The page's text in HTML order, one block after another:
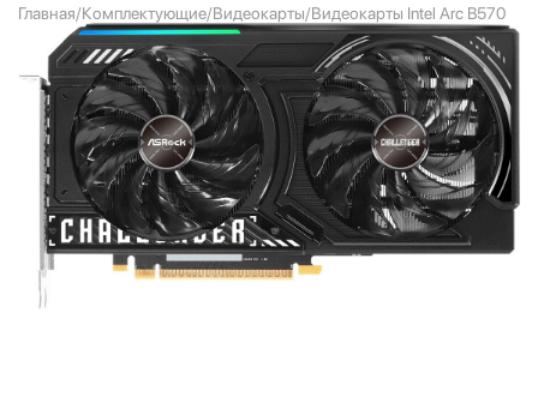
Главная Комплектующие Видеокарты Видеокарты Intel Arc B570